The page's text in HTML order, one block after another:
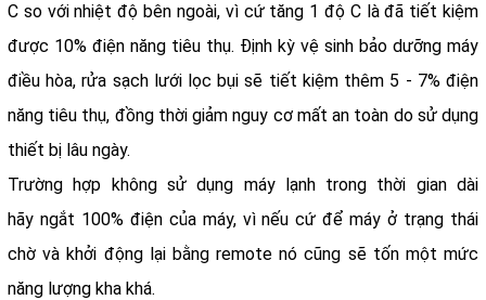
C so với nhiệt độ bên ngoài, vì cứ tăng 1 độ C là đã tiết kiệm
được 10% điện năng tiêu thụ. Định kỳ vệ sinh bảo dưỡng máy
điều hòa, rửa sạch lưới lọc bụi sẽ tiết kiệm thêm 5 - 7% điện
năng tiêu thụ, đồng thời giảm nguy cơ mất an toàn do sử dụng
thiết bị lâu ngày.
Trường hợp không sử dụng máy lạnh trong thời gian dài
hãy ngắt 100% điện của máy, vì nếu cứ để máy ở trạng thái
chờ và khởi động lại bằng remote nó cũng sẽ tốn một mức
năng lượng kha khá.